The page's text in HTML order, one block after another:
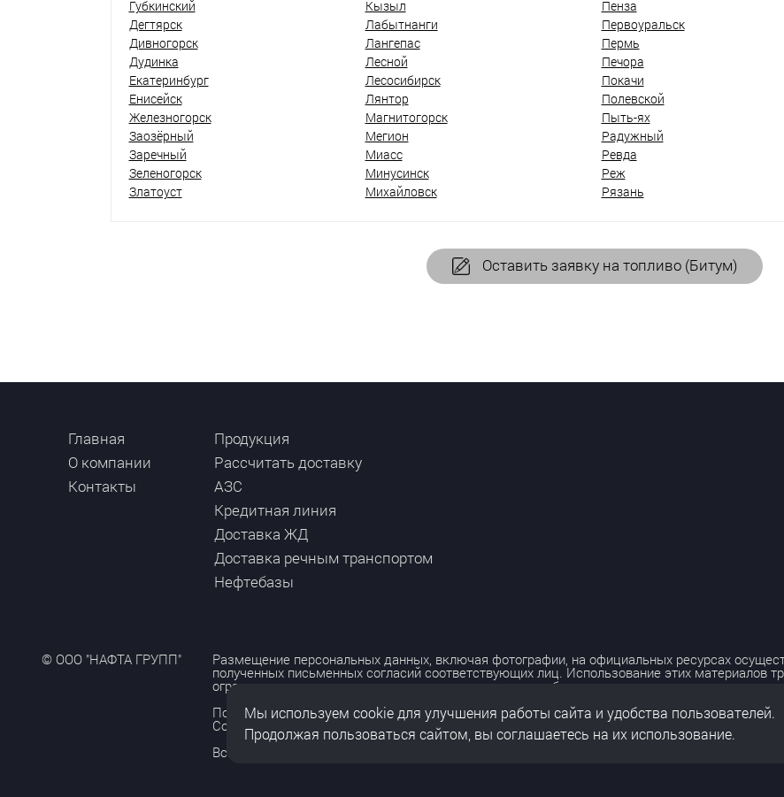
Губкинский
Дегтярск
Дивногорск
Дудинка
Екатеринбург
Енисейск
Железногорск
Заозёрный
Заречный
Зеленогорск
Златоуст
Кызыл
Лабытнанги
Лангепас
Лесной
Лесосибирск
Лянтор
Магнитогорск
Мегион
Миасс
Минусинск
Михайловск
Пенза
Первоуральск
Пермь
Печора
Покачи
Полевской
Пыть-ях
Радужный
Ревда
Реж
Рязань
Оставить заявку на топливо (Битум)
Главная
О компании
Контакты
Продукция
Рассчитать доставку
АЗС
Кредитная линия
Доставка ЖД
Доставка речным транспортом
Нефтебазы
© ООО "НАФТА ГРУПП" Размещение персональных данных, включая фотографии, на официальных ресурсах
полученных письменных согласий соответствующих лиц. Использование этих материалов
ограничено и допускается только с разрешения правообладателя.
Политика обработки персональных данных
Согласие на обработку персональных данных
Все права защищены
Мы используем cookie для улучшения работы сайта и удобства пользователей.
Продолжая пользоваться сайтом, вы соглашаетесь на их использование.